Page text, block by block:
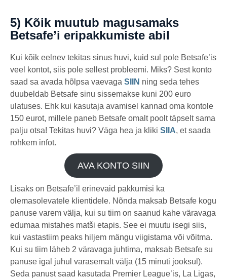
5) Kõik muutub magusamaks
Betsafe’i eripakkumiste abil
Kui kõik eelnev tekitas sinus huvi, kuid sul pole Betsafe’is
veel kontot, siis pole sellest probleemi. Miks? Sest konto
saad sa avada hõlpsa vaevaga SIIN ning seda tehes
duubeldab Betsafe sinu sissemakse kuni 200 euro
ulatuses. Ehk kui kasutaja avamisel kannad oma kontole
150 eurot, millele paneb Betsafe omalt poolt täpselt sama
palju otsa! Tekitas huvi? Väga hea ja kliki SIIA, et saada
rohkem infot.
AVA KONTO SIIN
Lisaks on Betsafe’il erinevaid pakkumisi ka
olemasolevatele klientidele. Nõnda maksab Betsafe kogu
panuse varem välja, kui su tiim on saanud kahe väravaga
edumaa mistahes matši etapis. See ei muutu isegi siis,
kui vastastiim peaks hiljem mängu viigistama või võitma.
Kui su tiim läheb 2 väravaga juhtima, maksab Betsafe su
panuse igal juhul varasemalt välja (15 minuti jooksul).
Seda panust saad kasutada Premier League’is, La Ligas,